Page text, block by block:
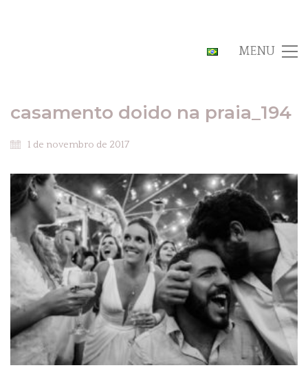
MENU
casamento doido na praia_194
1 de novembro de 2017